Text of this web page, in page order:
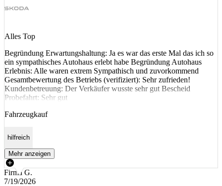
Alles Top
Begründung Erwartungshaltung: Ja es war das erste Mal das ich so
ein sympathisches Autohaus erlebt habe Begründung Autohaus
Erlebnis: Alle waren extrem Sympathisch und zuvorkommend
Gesamtbewertung des Betriebs (verifiziert): Sehr zufrieden!
Kundenbetreuung: Der Verkäufer wusste sehr gut Bescheid
Probefahrt: Sehr gut
Fahrzeugkauf
hilfreich
Mehr anzeigen
Firma G.
7/19/2026